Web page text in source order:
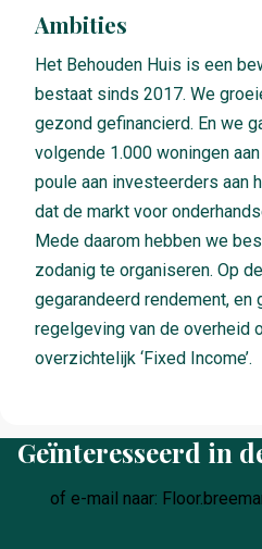
Ambities
Het Behouden Huis is een
bestaat sinds 2017. We
gezond gefinancierd. En we
volgende 1.000 woningen
poule aan investeerders aan
dat de markt voor
Mede daarom hebben we
zodanig te organiseren. Op
gegarandeerd rendement, en
regelgeving van de overheid
overzichtelijk ‘Fixed Income’.
Geïnteresseerd in
of e-mail naar: